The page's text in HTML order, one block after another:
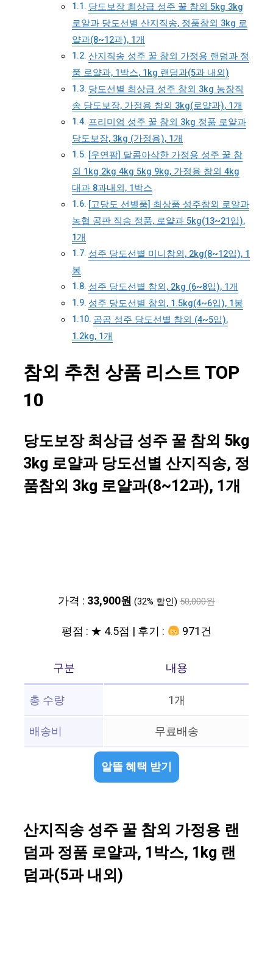
당도보장 최상급 성주 꿀 참외 5kg 3kg
로얄과 당도선별 산지직송, 정품참외 3kg 로
얄과(8~12과), 1개
산지직송 성주 꿀 참외 가정용 랜덤과 정
품 로얄과, 1박스, 1kg 랜덤과(5과 내외)
당도선별 최상급 성주 참외 3kg 농장직
송 당도보장, 가정용 참외 3kg(로얄과), 1개
프리미엄 성주 꿀 참외 3kg 정품 로얄과
당도보장, 3kg (가정용), 1개
[우연팜] 달콤아삭한 가정용 성주 꿀 참
외 1kg 2kg 4kg 5kg 9kg, 가정용 참외 4kg
대과 8과내외, 1박스
[고당도 선별품] 최상품 성주참외 로얄과
농협 공판 직송 정품, 로얄과 5kg(13~21입),
1개
성주 당도선별 미니참외, 2kg(8~12입), 1
봉
성주 당도선별 참외, 2kg (6~8입), 1개
성주 당도선별 참외, 1.5kg(4~6입), 1봉
곰곰 성주 당도선별 참외 (4~5입),
1.2kg, 1개
참외 추천 상품 리스트 TOP
10
당도보장 최상급 성주 꿀 참외 5kg
3kg 로얄과 당도선별 산지직송, 정
품참외 3kg 로얄과(8~12과), 1개
가격 : 33,900원 (32% 할인) 50,000원
평점 : ★ 4.5점 | 후기 : 971건
구분
내용
총 수량
1개
배송비
무료배송
알뜰 혜택 받기
산지직송 성주 꿀 참외 가정용 랜
덤과 정품 로얄과, 1박스, 1kg 랜
덤과(5과 내외)